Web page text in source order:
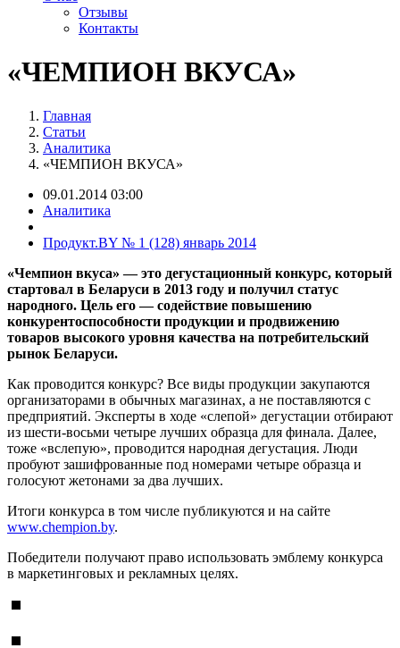
Отзывы
Контакты
«ЧЕМПИОН ВКУСА»
Главная
Статьи
Аналитика
«ЧЕМПИОН ВКУСА»
09.01.2014 03:00
Аналитика
Продукт.BY № 1 (128) январь 2014
«Чемпион вкуса» — это дегустационный конкурс, который
стартовал в Беларуси в 2013 году и получил статус
народного. Цель его — содействие повышению
конкурентоспособности продукции и продвижению
товаров высокого уровня качества на потребительский
рынок Беларуси.
Как проводится конкурс? Все виды продукции закупаются
организаторами в обычных магазинах, а не поставляются с
предприятий. Эксперты в ходе «слепой» дегустации отбирают
из шести-восьми четыре лучших образца для финала. Далее,
тоже «вслепую», проводится народная дегустация. Люди
пробуют зашифрованные под номерами четыре образца и
голосуют жетонами за два лучших.
Итоги конкурса в том числе публикуются и на сайте
www.chempion.by.
Победители получают право использовать эмблему конкурса
в маркетинговых и рекламных целях.